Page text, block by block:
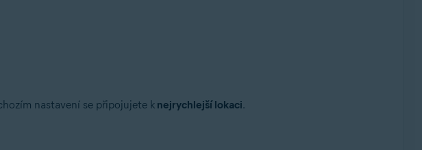
nastavení se připojujete k nejrychlejší lokaci.